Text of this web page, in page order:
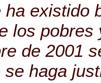
ha existido
los pobres
de 2001
se haga